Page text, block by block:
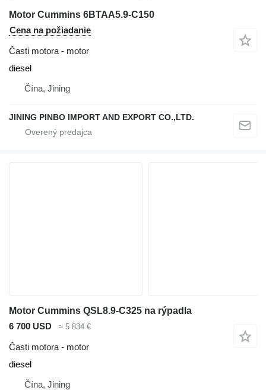
Motor Cummins 6BTAA5.9-C150
Cena na požiadanie
Časti motora - motor
diesel
Čína, Jining
JINING PINBO IMPORT AND EXPORT CO.,LTD.
Motor Cummins QSL8.9-C325 na rýpadla
6 700 USD
≈ 5 834 €
Časti motora - motor
diesel
Čína, Jining